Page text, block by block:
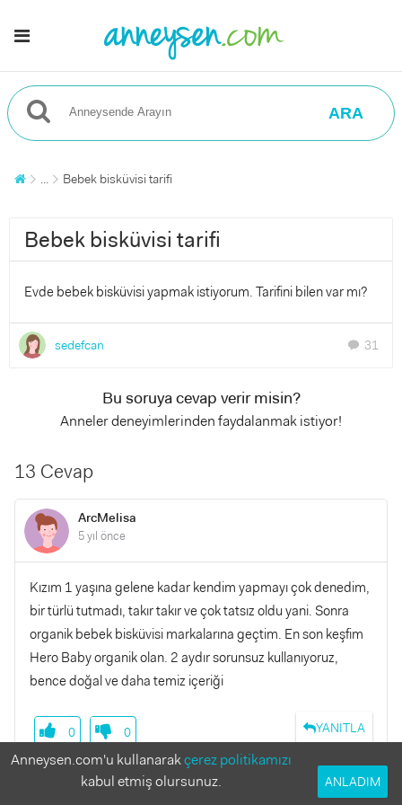
ARA
... Bebek bisküvisi tarifi
Bebek bisküvisi tarifi
Evde bebek bisküvisi yapmak istiyorum. Tarifini bilen var mı?
sedefcan chat 31
Bu soruya cevap verir misin?
Anneler deneyimlerinden faydalanmak istiyor!
13 Cevap
ArcMelisa
5 yıl önce
Kızım 1 yaşına gelene kadar kendim yapmayı çok denedim,
bir türlü tutmadı, takır takır ve çok tatsız oldu yani. Sonra
organik bebek bisküvisi markalarına geçtim. En son keşfim
Hero Baby organik olan. 2 aydır sorunsuz kullanıyoruz,
bence doğal ve daha temiz içeriği
YANITLA
0 0
Anneysen.com'u kullanarakçerez politikamızı
kabul etmiş olursunuz.
ANLADIM